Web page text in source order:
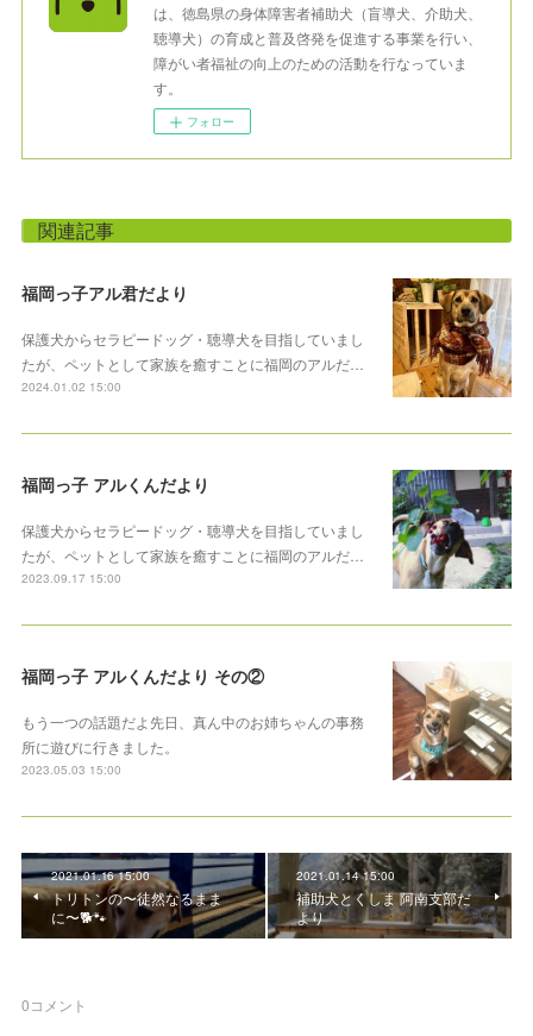
は、徳島県の身体障害者補助犬（盲導犬、介助犬、
聴導犬）の育成と普及啓発を促進する事業を行い、
障がい者福祉の向上のための活動を行なっていま
す。
フォロー
関連記事
福岡っ子アル君だより
保護犬からセラピードッグ・聴導犬を目指していまし
たが、ペットとして家族を癒すことに福岡のアルだ…
2024.01.02 15:00
福岡っ子 アルくんだより
保護犬からセラピードッグ・聴導犬を目指していまし
たが、ペットとして家族を癒すことに福岡のアルだ…
2023.09.17 15:00
福岡っ子 アルくんだより その②
もう一つの話題だよ先日、真ん中のお姉ちゃんの事務
所に遊びに行きました。
2023.05.03 15:00
2021.01.16 15:00
トリトンの〜徒然なるまま
に〜🐕🐾
2021.01.14 15:00
補助犬とくしま 阿南支部だ
より
0コメント